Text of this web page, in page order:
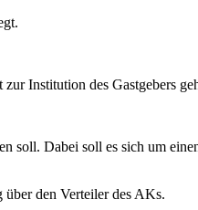
Institution des Gastgebers
soll. Dabei soll es sich um
den Verteiler des AKs.